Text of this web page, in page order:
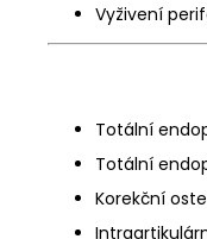
Vyživení
Totální
Totální
Korekční